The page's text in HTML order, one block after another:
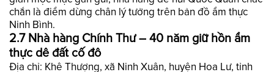
chắn là điểm dừng chân lý tưởng trên bản đồ ẩm thực
Ninh Bình.
2.7 Nhà hàng Chính Thư – 40 năm giữ hồn ẩm
thực dê đất cố đô
Địa chỉ: Khê Thượng, xã Ninh Xuân, huyện Hoa Lư, tỉnh